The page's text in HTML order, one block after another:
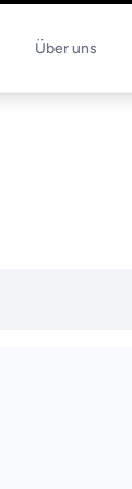
Über uns